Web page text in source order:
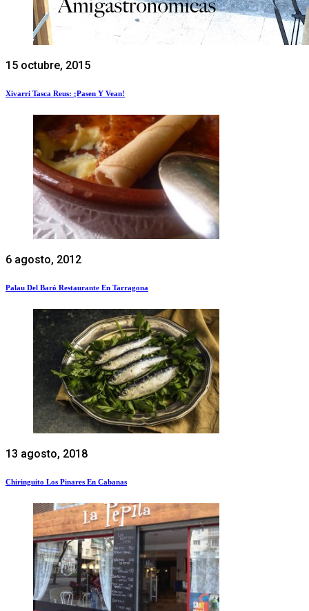
15 octubre, 2015
Xivarri Tasca Reus: ¡Pasen Y Vean!
6 agosto, 2012
Palau Del Baró Restaurante En Tarragona
13 agosto, 2018
Chiringuito Los Pinares En Cabanas